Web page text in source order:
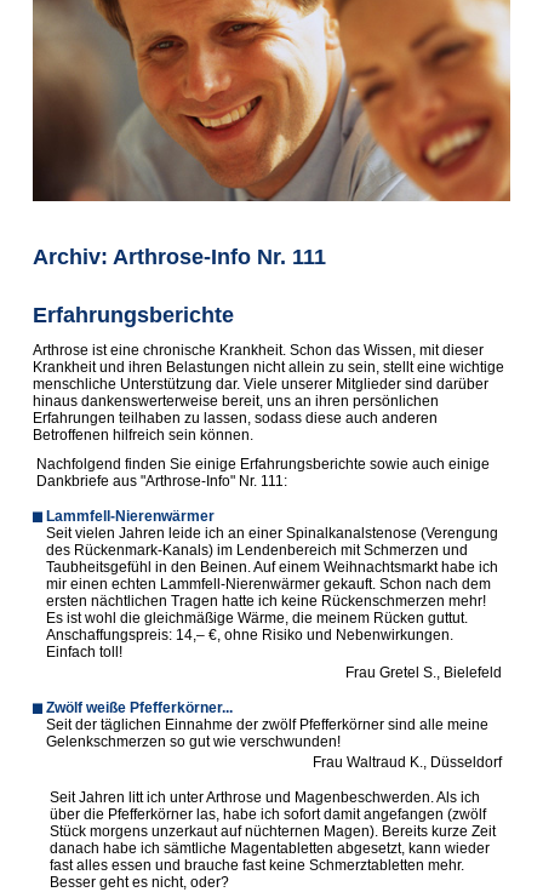
Archiv: Arthrose-Info Nr. 111
Erfahrungsberichte
Arthrose ist eine chronische Krankheit. Schon das Wissen, mit dieser
Krankheit und ihren Belastungen nicht allein zu sein, stellt eine wichtige
menschliche Unterstützung dar. Viele unserer Mitglieder sind darüber
hinaus dankenswerterweise bereit, uns an ihren persönlichen
Erfahrungen teilhaben zu lassen, sodass diese auch anderen
Betroffenen hilfreich sein können.
Nachfolgend finden Sie einige Erfahrungsberichte sowie auch einige
Dankbriefe aus "Arthrose-Info" Nr. 111:
Lammfell-Nierenwärmer
Seit vielen Jahren leide ich an einer Spinalkanalstenose (Verengung
des Rückenmark-Kanals) im Lendenbereich mit Schmerzen und
Taubheitsgefühl in den Beinen. Auf einem Weihnachtsmarkt habe ich
mir einen echten Lammfell-Nierenwärmer gekauft. Schon nach dem
ersten nächtlichen Tragen hatte ich keine Rückenschmerzen mehr!
Es ist wohl die gleichmäßige Wärme, die meinem Rücken guttut.
Anschaffungspreis: 14,– €, ohne Risiko und Nebenwirkungen.
Einfach toll!
Frau Gretel S., Bielefeld
Zwölf weiße Pfefferkörner...
Seit der täglichen Einnahme der zwölf Pfefferkörner sind alle meine
Gelenkschmerzen so gut wie verschwunden!
Frau Waltraud K., Düsseldorf
Seit Jahren litt ich unter Arthrose und Magenbeschwerden. Als ich
über die Pfefferkörner las, habe ich sofort damit angefangen (zwölf
Stück morgens unzerkaut auf nüchternen Magen). Bereits kurze Zeit
danach habe ich sämtliche Magentabletten abgesetzt, kann wieder
fast alles essen und brauche fast keine Schmerztabletten mehr.
Besser geht es nicht, oder?